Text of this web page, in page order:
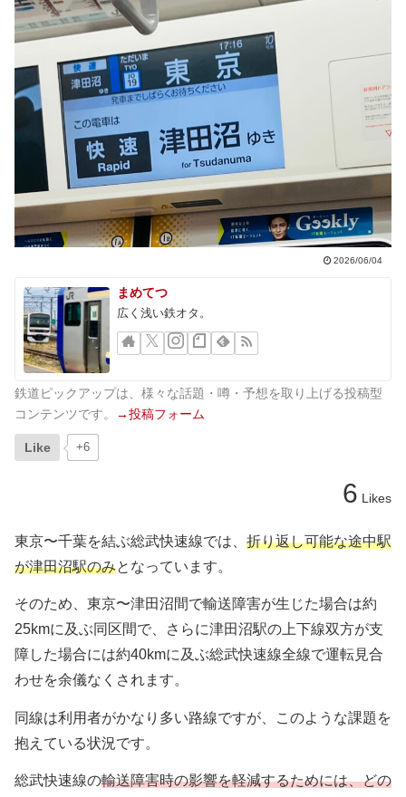
2026/06/04
まめてつ
広く浅い鉄オタ。
鉄道ピックアップは、様々な話題・噂・予想を取り上げる投稿型
コンテンツです。
→投稿フォーム
Like +6
6 Likes
東京〜千葉を結ぶ総武快速線では、 折り返し可能な途中駅
が津田沼駅のみとなっています。
そのため、東京〜津田沼間で輸送障害が生じた場合は約
25kmに及ぶ同区間で、さらに津田沼駅の上下線双方が支
障した場合には約40kmに及ぶ総武快速線全線で運転見合
わせを余儀なくされます。
同線は利用者がかなり多い路線ですが、このような課題を
抱えている状況です。
総武快速線の輸送障害時の影響を軽減するためには、どの